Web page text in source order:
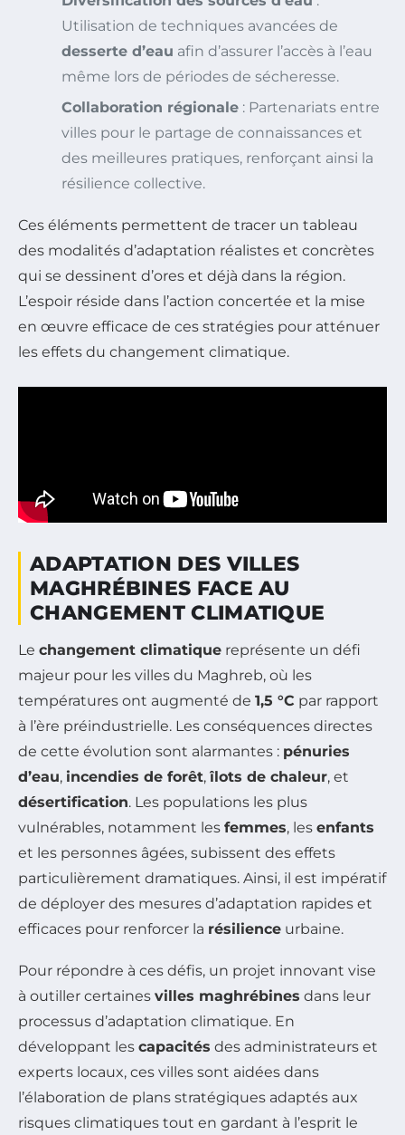
Utilisation de techniques avancées de
desserte d’eau afin d’assurer l’accès à l’eau
même lors de périodes de sécheresse.
Collaboration régionale : Partenariats entre
villes pour le partage de connaissances et
des meilleures pratiques, renforçant ainsi la
résilience collective.
Ces éléments permettent de tracer un tableau
des modalités d’adaptation réalistes et concrètes
qui se dessinent d’ores et déjà dans la région.
L’espoir réside dans l’action concertée et la mise
en œuvre efficace de ces stratégies pour atténuer
les effets du changement climatique.
ADAPTATION DES VILLES
MAGHRÉBINES FACE AU
CHANGEMENT CLIMATIQUE
Le changement climatique représente un défi
majeur pour les villes du Maghreb, où les
températures ont augmenté de 1,5 °C par rapport
à l’ère préindustrielle. Les conséquences directes
de cette évolution sont alarmantes : pénuries
d’eau, incendies de forêt, îlots de chaleur, et
désertification. Les populations les plus
vulnérables, notamment les femmes, les enfants
et les personnes âgées, subissent des effets
particulièrement dramatiques. Ainsi, il est impératif
de déployer des mesures d’adaptation rapides et
efficaces pour renforcer la résilience urbaine.
Pour répondre à ces défis, un projet innovant vise
à outiller certaines villes maghrébines dans leur
processus d’adaptation climatique. En
développant les capacités des administrateurs et
experts locaux, ces villes sont aidées dans
l’élaboration de plans stratégiques adaptés aux
risques climatiques tout en gardant à l’esprit le